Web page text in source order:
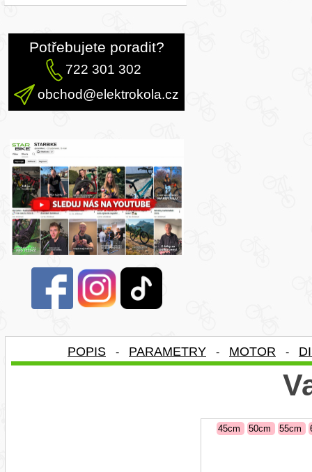
Potřebujete poradit?
722 301 302
obchod@elektrokola.cz
POPIS - PARAMETRY - MOTOR -
45cm 50cm 55cm